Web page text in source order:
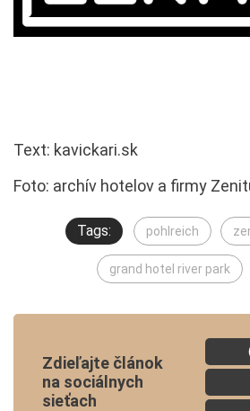
Text: kavickari.sk
Foto: archív hotelov a firmy
Tags: pohlreich
grand hotel river park
Zdieľajte článok
na sociálnych
sieťach